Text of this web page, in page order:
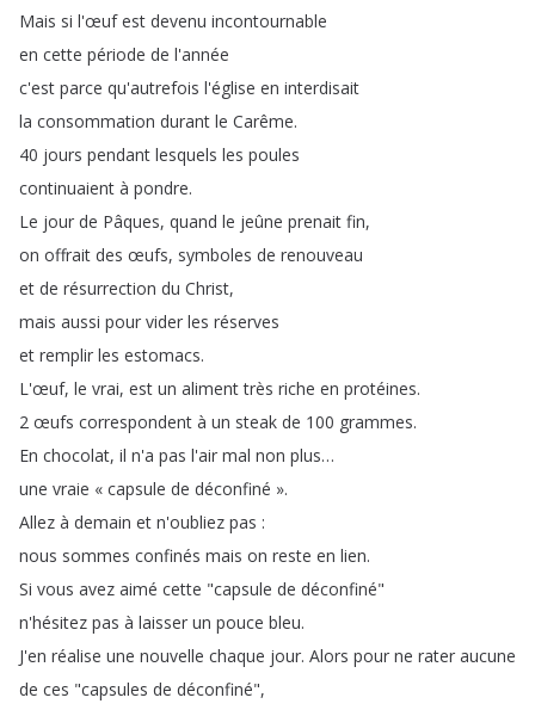
Mais si l'œuf est devenu incontournable
en cette période de l'année
c'est parce qu'autrefois l'église en interdisait
la consommation durant le Carême.
40 jours pendant lesquels les poules
continuaient à pondre.
Le jour de Pâques, quand le jeûne prenait fin,
on offrait des œufs, symboles de renouveau
et de résurrection du Christ,
mais aussi pour vider les réserves
et remplir les estomacs.
L'œuf, le vrai, est un aliment très riche en protéines.
2 œufs correspondent à un steak de 100 grammes.
En chocolat, il n'a pas l'air mal non plus…
une vraie « capsule de déconfiné ».
Allez à demain et n'oubliez pas :
nous sommes confinés mais on reste en lien.
Si vous avez aimé cette "capsule de déconfiné"
n'hésitez pas à laisser un pouce bleu.
J'en réalise une nouvelle chaque jour. Alors pour ne rater aucune
de ces "capsules de déconfiné",